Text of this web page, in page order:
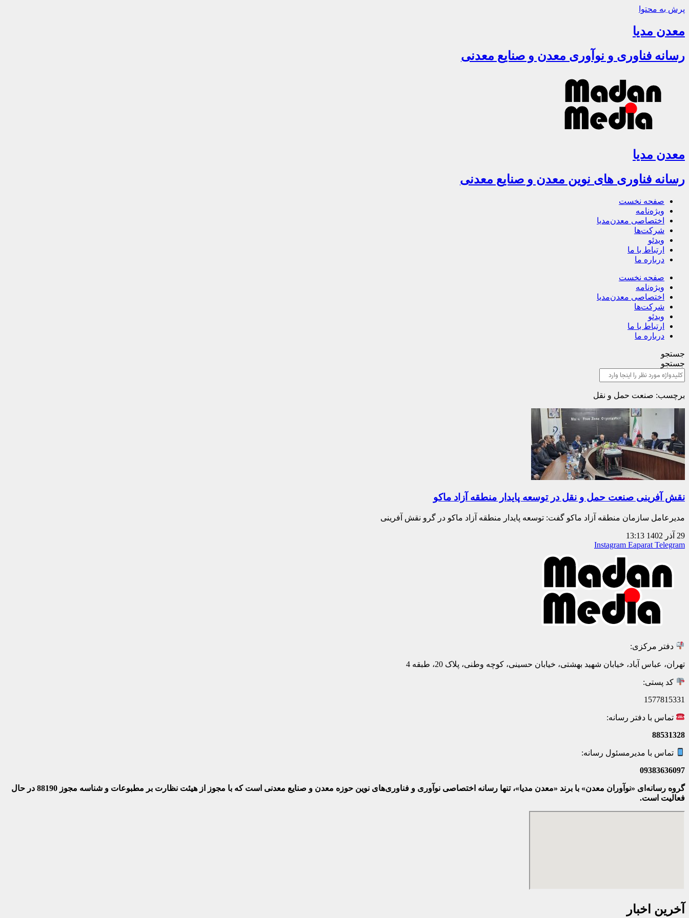
پرش به محتوا
معدن مدیا
رسانه فناوری و نوآوری معدن و صنایع معدنی
معدن مدیا
رسانه فناوری های نوین معدن و صنایع معدنی
صفحه نخست
ویژه‌نامه
اختصاصی معدن‌مدیا
شرکت‌ها
ویدئو
ارتباط با ما
درباره ما
صفحه نخست
ویژه‌نامه
اختصاصی معدن‌مدیا
شرکت‌ها
ویدئو
ارتباط با ما
درباره ما
جستجو
جستجو
برچسب: صنعت حمل و نقل
نقش آفرینی صنعت حمل و نقل در توسعه پایدار منطقه آزاد ماکو
مدیرعامل سازمان منطقه آزاد ماکو گفت: توسعه پایدار منطقه آزاد ماکو در گرو نقش آفرینی
29 آذر 1402
13:13
Instagram Eaparat Telegram
دفتر مرکزی:
تهران، عباس آباد، خیابان شهید بهشتی، خیابان حسینی، کوچه وطنی، پلاک 20، طبقه 4
کد پستی:
1577815331
تماس با دفتر رسانه:
88531328
تماس با مدیرمسئول رسانه:
09383636097
گروه رسانه‌ای «نوآوران معدن» با برند «معدن مدیا»، تنها رسانه اختصاصی نوآوری و فناوری‌های نوین حوزه معدن و صنایع معدنی‌ است که با مجوز از هیئت نظارت بر مطبوعات
و شناسه مجوز 88190 در حال
فعالیت است.
آخرین اخبار